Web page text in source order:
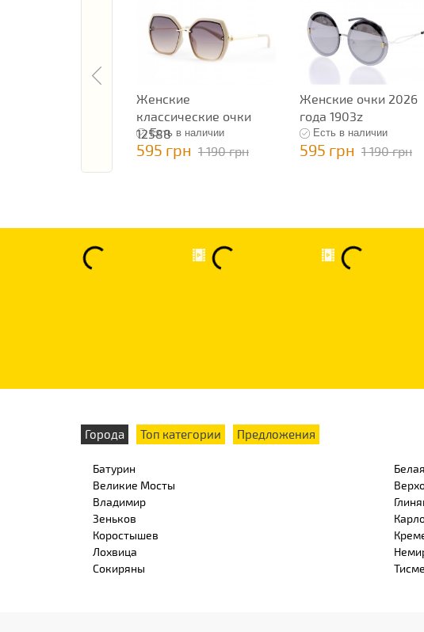
Женские
классические очки
12588
Есть в наличии
595 грн 1 190 грн
Женские очки 2026
года 1903z
Есть в наличии
595 грн 1 190 грн
Города Топ категории Предложения
Батурин
Великие Мосты
Владимир
Зеньков
Коростышев
Лохвица
Сокиряны